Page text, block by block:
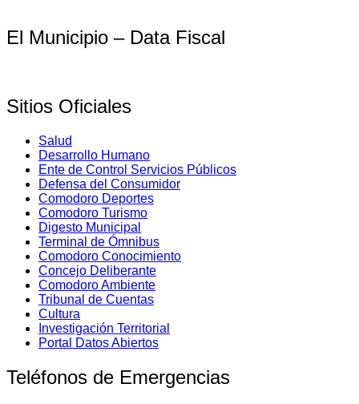
El Municipio – Data Fiscal
Sitios Oficiales
Salud
Desarrollo Humano
Ente de Control Servicios Públicos
Defensa del Consumidor
Comodoro Deportes
Comodoro Turismo
Digesto Municipal
Terminal de Ómnibus
Comodoro Conocimiento
Concejo Deliberante
Comodoro Ambiente
Tribunal de Cuentas
Cultura
Investigación Territorial
Portal Datos Abiertos
Teléfonos de Emergencias